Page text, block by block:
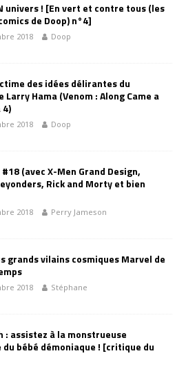
univers ! [En vert et contre tous (les
de Doop) n°4]
2018 Doop
des idées délirantes du
Larry Hama (Venom : Along Came a
4)
2018 Doop
#18 (avec X-Men Grand Design,
Rick and Morty et bien
2018 Perry Jameson
grands vilains cosmiques Marvel de
2018 Stéphane
: assistez à la monstrueuse
du bébé démoniaque ! [critique du